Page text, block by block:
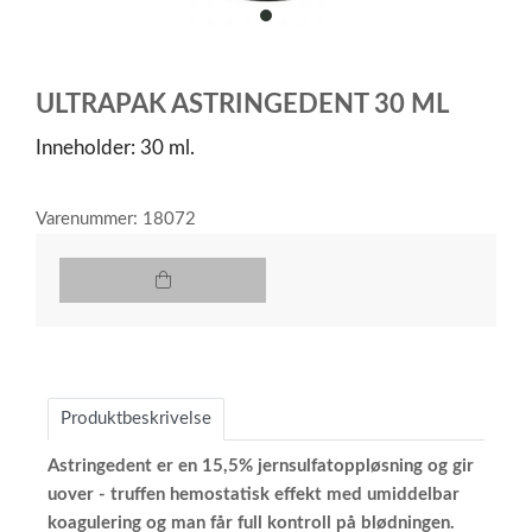
item
of
1
ULTRAPAK ASTRINGEDENT 30 ML
Inneholder: 30 ml.
Varenummer: 18072
Produktbeskrivelse
Astringedent er en 15,5% jernsulfatoppløsning og gir
uover - truffen hemostatisk effekt med umiddelbar
koagulering og man får full kontroll på blødningen.